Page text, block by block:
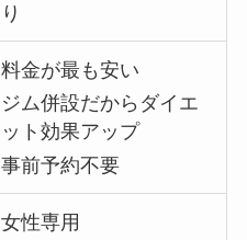
り
料金が最も安い
ジム併設だからダイエ
ット効果アップ
事前予約不要
女性専用